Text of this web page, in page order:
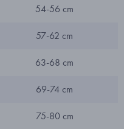
54-56 cm
57-62 cm
63-68 cm
69-74 cm
75-80 cm